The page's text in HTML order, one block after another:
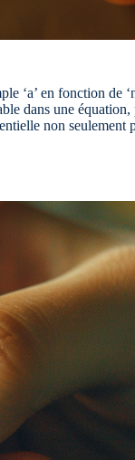
‘a’ en fonction de
dans une équation,
non seulement